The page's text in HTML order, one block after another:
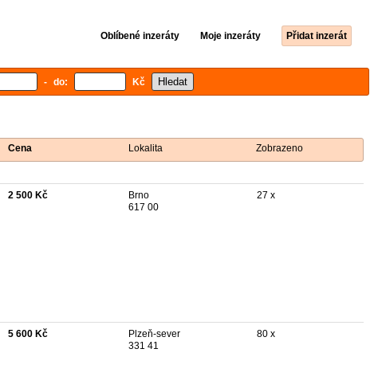
Oblíbené inzeráty Moje inzeráty Přidat inzerát
- do: Kč
Cena Lokalita Zobrazeno
2 500 Kč
Brno
617 00
27 x
5 600 Kč
Plzeň-sever
331 41
80 x